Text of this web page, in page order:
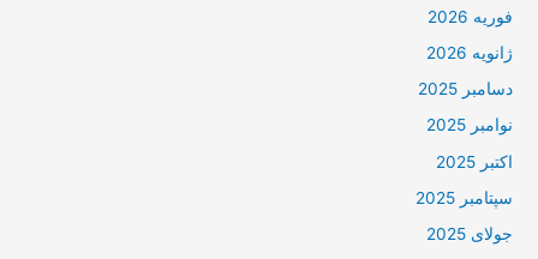
فوریه 2026
ژانویه 2026
دسامبر 2025
نوامبر 2025
اکتبر 2025
سپتامبر 2025
جولای 2025